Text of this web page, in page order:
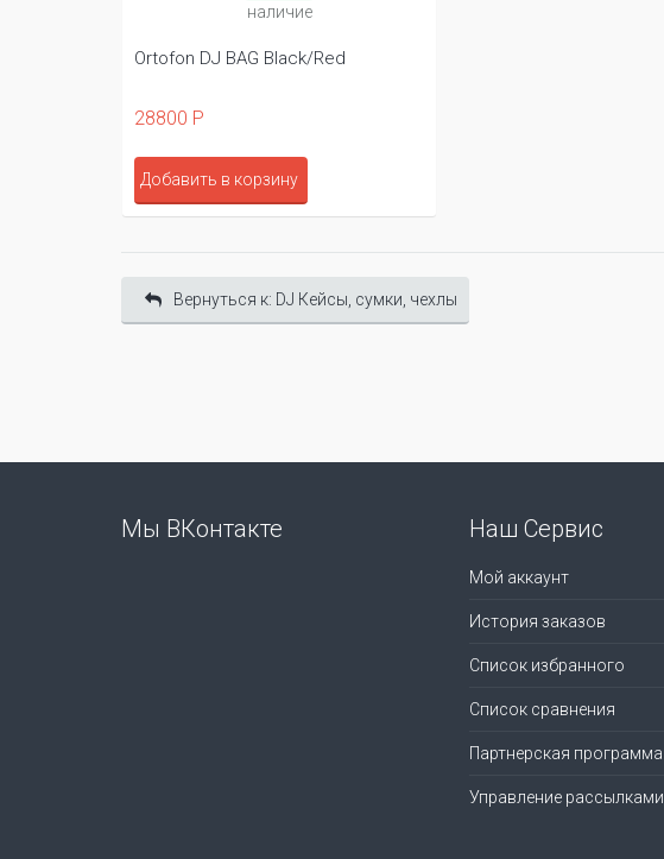
наличие
Ortofon DJ BAG Black/Red
28800 Р
Добавить в корзину
Вернуться к: DJ Кейсы, сумки, чехлы
Мы ВКонтакте Наш Сервис
Мой аккаунт
История заказов
Список избранного
Список сравнения
Партнерская программа
Управление рассылками